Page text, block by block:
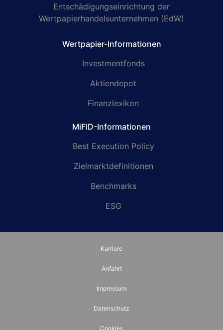
Entschädigungseinrichtung der
Wertpapierhandelsunternehmen (EdW)
Wertpapier-Informationen
Investmentfonds
Aktiendepot
Finanzlexikon
MiFID-Informationen
Best Execution Policy
Zielmarktdefinitionen
Benchmarks
ESG
Karriere
Anfahrt
Impressum
Datenschutz
Cookies